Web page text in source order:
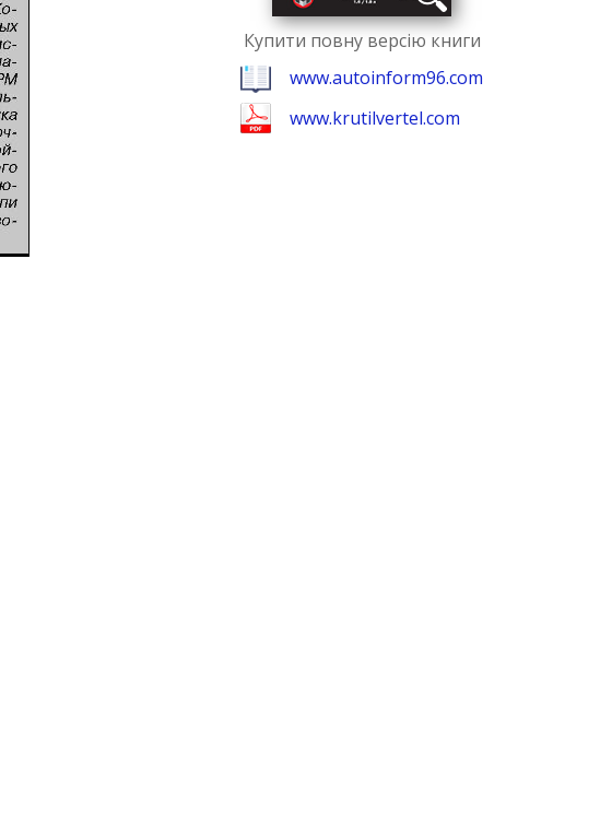
Купити повну версію книги
www.autoinform96.com
www.krutilvertel.com